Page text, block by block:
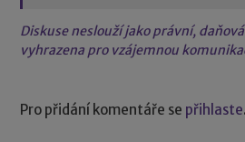
Diskuse neslouží jako právní,
vyhrazena pro vzájemnou
Pro přidání komentáře se přihlaste.